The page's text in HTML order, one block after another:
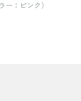
：ピンク）